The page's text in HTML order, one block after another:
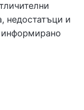
недостатъци и
информирано